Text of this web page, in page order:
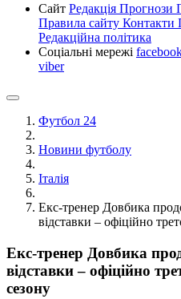
Сайт Редакція Прогнози
Правила сайту Контакти
Редакційна політика
Соціальні мережі
viber
Футбол 24
Новини футболу
Італія
Екс-тренер Довбика
відставки – офіційно
Екс-тренер Довбика
відставки – офіційно
сезону